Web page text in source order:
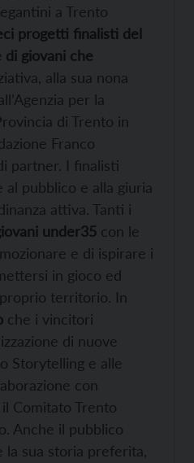
a Trento
progetti finalisti del
di giovani che
alla sua nona
per la
di Trento in
Franco
partner. I finalisti
pubblico e alla giuria
attiva. Tanti i
under35 con le
e di ispirare i
in gioco ed
territorio. In
che i vincitori
di nuove
Storytelling e alle
con
Comitato Trento
Anche il pubblico
sua storia preferita,